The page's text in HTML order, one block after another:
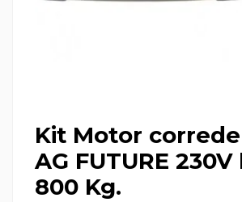
Kit Motor
AG FUTURE
800 Kg.